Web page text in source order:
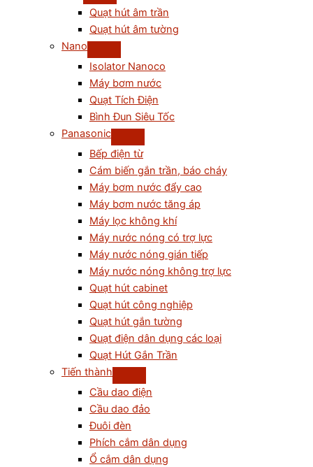
Quạt hút âm trần
Quạt hút âm tường
Nano
Isolator Nanoco
Máy bơm nước
Quạt Tích Điện
Bình Đun Siêu Tốc
Panasonic
Bếp điện từ
Cám biến gắn trần, báo cháy
Máy bơm nước đẩy cao
Máy bơm nước tăng áp
Máy lọc không khí
Máy nước nóng có trợ lực
Máy nước nóng gián tiếp
Máy nước nóng không trợ lực
Quạt hút cabinet
Quạt hút công nghiệp
Quạt hút gắn tường
Quạt điện dân dụng các loại
Quạt Hút Gắn Trần
Tiến thành
Cầu dao điện
Cầu dao đảo
Đuôi đèn
Phích cắm dân dụng
Ổ cắm dân dụng